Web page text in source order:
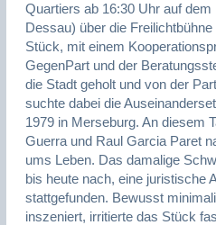
Quartiers ab 16:30 Uhr auf
Dessau) über die
Stück, mit einem
GegenPart und der
die Stadt geholt und von der
suchte dabei die
1979 in Merseburg. An diesem
Guerra und Raul Garcia Paret
ums Leben. Das damalige
bis heute nach, eine juristische
stattgefunden. Bewusst
inszeniert, irritierte das Stück